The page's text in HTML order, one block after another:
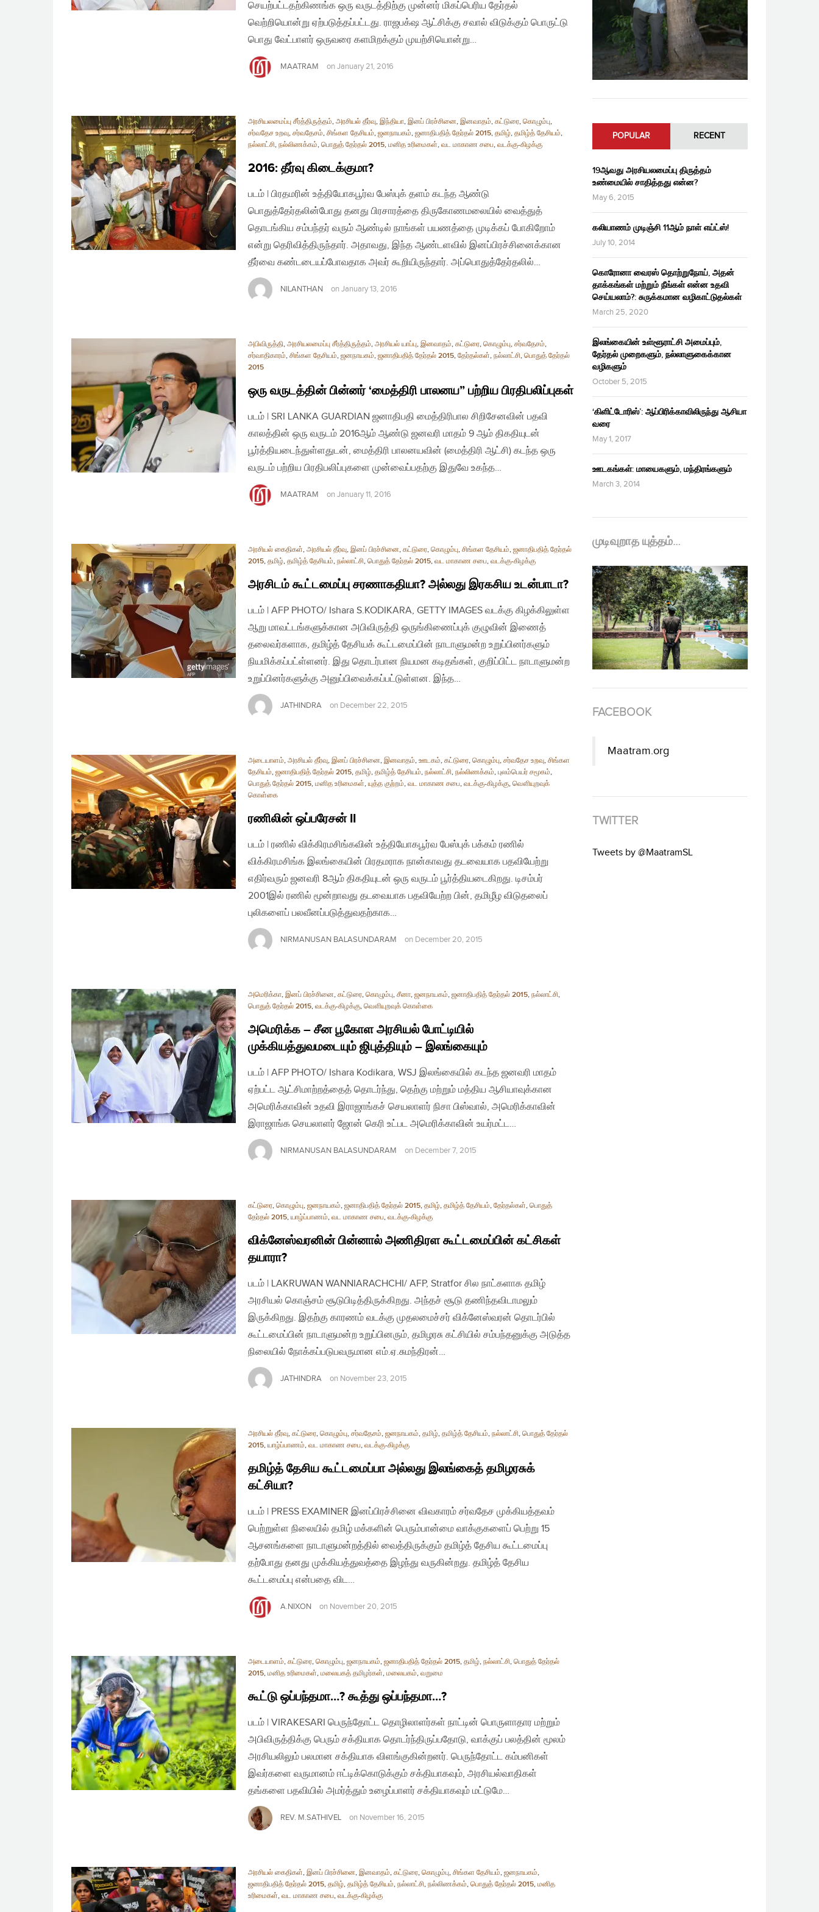
செயற்பட்டதற்கிணங்க ஒரு வருடத்திற்கு முன்னர் மிகப்பெரிய தேர்தல்
வெற்றியொன்று ஏற்படுத்தப்பட்டது. ராஜபக்‌ஷ ஆட்சிக்கு சவால் விடுக்கும் பொருட்டு
பொது வேட்பாளர் ஒருவரை களமிறக்கும் முயற்சியொன்று…
MAATRAM on January 21, 2016
அரசியலமைப்பு சீர்த்திருத்தம், அரசியல் தீர்வு, இந்தியா, இனப் பிரச்சினை, இனவாதம், கட்டுரை, கொழும்பு,
சர்வதேச உறவு, சர்வதேசம், சிங்கள தேசியம், ஜனநாயகம், ஜனாதிபதித் தேர்தல் 2015, தமிழ், தமிழ்த் தேசியம்,
நல்லாட்சி, நல்லிணக்கம், பொதுத் தேர்தல் 2015, மனித உரிமைகள், வட மாகாண சபை, வடக்கு-கிழக்கு
2016: தீர்வு கிடைக்குமா?
படம் | பிரதமரின் உத்தியோகபூர்வ பேஸ்புக் தளம் கடந்த ஆண்டு
பொதுத்தேர்தலின்போது தனது பிரசாரத்தை திருகோணமலையில் வைத்துத்
தொடங்கிய சம்பந்தர் வரும் ஆண்டில் நாங்கள் பயணத்தை முடிக்கப் போகிறோம்
என்று தெரிவித்திருந்தார். அதாவது, இந்த ஆண்டளவில் இனப்பிரச்சினைக்கான
தீர்வை கண்டடையப்போவதாக அவர் கூறியிருந்தார். அப்பொதுத்தேர்தலில்…
NILANTHAN on January 13, 2016
அபிவிருத்தி, அரசியலமைப்பு சீர்த்திருத்தம், அரசியல் யாப்பு, இனவாதம், கட்டுரை, கொழும்பு, சர்வதேசம்,
சர்வாதிகாரம், சிங்கள தேசியம், ஜனநாயகம், ஜனாதிபதித் தேர்தல் 2015, தேர்தல்கள், நல்லாட்சி, பொதுத் தேர்தல்
2015
ஒரு வருடத்தின் பின்னர் ‘மைத்திரி பாலனய” பற்றிய பிரதிபலிப்புகள்
படம் | SRI LANKA GUARDIAN ஜனாதிபதி மைத்திரிபால சிறிசேனவின் பதவி
காலத்தின் ஒரு வருடம் 2016ஆம் ஆண்டு ஜனவரி மாதம் 9 ஆம் திகதியுடன்
பூர்த்தியடைந்துள்ளதுடன், மைத்திரி பாலனயவின் (மைத்திரி ஆட்சி) கடந்த ஒரு
வருடம் பற்றிய பிரதிபலிப்புகளை முன்வைப்பதற்கு இதுவே உகந்த…
MAATRAM on January 11, 2016
அரசியல் கைதிகள், அரசியல் தீர்வு, இனப் பிரச்சினை, கட்டுரை, கொழும்பு, சிங்கள தேசியம், ஜனாதிபதித் தேர்தல்
2015, தமிழ், தமிழ்த் தேசியம், நல்லாட்சி, பொதுத் தேர்தல் 2015, வட மாகாண சபை, வடக்கு-கிழக்கு
அரசிடம் கூட்டமைப்பு சரணாகதியா? அல்லது இரகசிய உடன்பாடா?
படம் | AFP PHOTO/ Ishara S.KODIKARA, GETTY IMAGES வடக்கு கிழக்கிலுள்ள
ஆறு மாவட்டங்களுக்கான அபிவிருத்தி ஒருங்கிணைப்புக் குழுவின் இணைத்
தலைவர்களாக, தமிழ்த் தேசியக் கூட்டமைப்பின் நாடாளுமன்ற உறுப்பினர்களும்
நியமிக்கப்பட்ள்ளனர். இது தொடர்பான நியமன கடிதங்கள், குறிப்பிட்ட நாடாளுமன்ற
உறுப்பினர்களுக்கு அனுப்பிவைக்கப்பட்டுள்ளன. இந்த…
JATHINDRA on December 22, 2015
அடையாளம், அரசியல் தீர்வு, இனப் பிரச்சினை, இனவாதம், ஊடகம், கட்டுரை, கொழும்பு, சர்வதேச உறவு, சிங்கள
தேசியம், ஜனாதிபதித் தேர்தல் 2015, தமிழ், தமிழ்த் தேசியம், நல்லாட்சி, நல்லிணக்கம், புலம்பெயர் சமூகம்,
பொதுத் தேர்தல் 2015, மனித உரிமைகள், யுத்த குற்றம், வட மாகாண சபை, வடக்கு-கிழக்கு, வௌியுறவுக்
கொள்கை
ரணிலின் ஒப்பரேசன் II
படம் | ரணில் விக்கிரமசிங்கவின் உத்தியோகபூர்வ பேஸ்புக் பக்கம் ரணில்
விக்கிரமசிங்க இலங்கையின் பிரதமராக நான்காவது தடவையாக பதவியேற்று
எதிர்வரும் ஜனவரி 8ஆம் திகதியுடன் ஒரு வருடம் பூர்த்தியடைகிறது. டிசம்பர்
2001இல் ரணில் மூன்றாவது தடவையாக பதவியேற்ற பின், தமிழீழ விடுதலைப்
புலிகளைப் பலவீனப்படுத்துவதற்காக…
NIRMANUSAN BALASUNDARAM on December 20, 2015
அமெரிக்கா, இனப் பிரச்சினை, கட்டுரை, கொழும்பு, சீனா, ஜனநாயகம், ஜனாதிபதித் தேர்தல் 2015, நல்லாட்சி,
பொதுத் தேர்தல் 2015, வடக்கு-கிழக்கு, வௌியுறவுக் கொள்கை
அமெரிக்க – சீன பூகோள அரசியல் போட்டியில்
முக்கியத்துவமடையும் ஜிபுத்தியும் – இலங்கையும்
படம் | AFP PHOTO/ Ishara Kodikara, WSJ இலங்கையில் கடந்த ஜனவரி மாதம்
ஏற்பட்ட ஆட்சிமாற்றத்தைத் தொடர்ந்து, தெற்கு மற்றும் மத்திய ஆசியாவுக்கான
அமெரிக்காவின் உதவி இராஜாங்கச் செயலாளர் நிசா பிஸ்வால், அமெரிக்காவின்
இராஜாங்க செயலாளர் ஜோன் கெரி உட்பட அமெரிக்காவின் உயர்மட்ட…
NIRMANUSAN BALASUNDARAM on December 7, 2015
கட்டுரை, கொழும்பு, ஜனநாயகம், ஜனாதிபதித் தேர்தல் 2015, தமிழ், தமிழ்த் தேசியம், தேர்தல்கள், பொதுத்
தேர்தல் 2015, யாழ்ப்பாணம், வட மாகாண சபை, வடக்கு-கிழக்கு
விக்னேஸ்வரனின் பின்னால் அணிதிரள கூட்டமைப்பின் கட்சிகள்
தயாரா?
படம் | LAKRUWAN WANNIARACHCHI/ AFP, Stratfor சில நாட்களாக தமிழ்
அரசியல் கொஞ்சம் சூடுபிடித்திருக்கிறது. அந்தச் சூடு தணிந்தவிடாமலும்
இருக்கிறது. இதற்கு காரணம் வடக்கு முதலமைச்சர் விக்னேஸ்வரன் தொடர்பில்
கூட்டமைப்பின் நாடாளுமன்ற உறுப்பினரும், தமிழரசு கட்சியில் சம்பந்தனுக்கு அடுத்த
நிலையில் நோக்கப்படுபவருமான எம்.ஏ.சுமந்திரன்…
JATHINDRA on November 23, 2015
அரசியல் தீர்வு, கட்டுரை, கொழும்பு, சர்வதேசம், ஜனநாயகம், தமிழ், தமிழ்த் தேசியம், நல்லாட்சி, பொதுத் தேர்தல்
2015, யாழ்ப்பாணம், வட மாகாண சபை, வடக்கு-கிழக்கு
தமிழ்த் தேசிய கூட்டமைப்பா அல்லது இலங்கைத் தமிழரசுக்
கட்சியா?
படம் | PRESS EXAMINER இனப்பிரச்சினை விவகாரம் சர்வதேச முக்கியத்தவம்
பெற்றுள்ள நிலையில் தமிழ் மக்களின் பெரும்பான்மை வாக்குகளைப் பெற்று 15
ஆசனங்களை நாடாளுமன்றத்தில் வைத்திருக்கும் தமிழ்த் தேசிய கூட்டமைப்பு
தற்போது தனது முக்கியத்துவத்தை இழந்து வருகின்றது. தமிழ்த் தேசிய
கூட்டமைப்பு என்பதை விட…
A.NIXON on November 20, 2015
அடையாளம், கட்டுரை, கொழும்பு, ஜனநாயகம், ஜனாதிபதித் தேர்தல் 2015, தமிழ், நல்லாட்சி, பொதுத் தேர்தல்
2015, மனித உரிமைகள், மலையகத் தமிழர்கள், மலையகம், வறுமை
கூட்டு ஒப்பந்தமா…? கூத்து ஒப்பந்தமா…?
படம் | VIRAKESARI பெருந்தோட்ட தொழிலாளர்கள் நாட்டின் பொருளாதார மற்றும்
அபிவிருத்திக்கு பெரும் சக்தியாக தொடர்ந்திருப்பதோடு, வாக்குப் பலத்தின் மூலம்
அரசியலிலும் பலமான சக்தியாக விளங்குகின்றனர். பெருந்தோட்ட கம்பனிகள்
இவர்களை வருமானம் ஈட்டிக்கொடுக்கும் சக்தியாகவும், அரசியல்வாதிகள்
தங்களை பதவியில் அமர்த்தும் உழைப்பாளர் சக்தியாகவும் மட்டுமே…
REV. M.SATHIVEL on November 16, 2015
அரசியல் கைதிகள், இனப் பிரச்சினை, இனவாதம், கட்டுரை, கொழும்பு, சிங்கள தேசியம், ஜனநாயகம்,
ஜனாதிபதித் தேர்தல் 2015, தமிழ், தமிழ்த் தேசியம், நல்லாட்சி, நல்லிணக்கம், பொதுத் தேர்தல் 2015, மனித
உரிமைகள், வட மாகாண சபை, வடக்கு-கிழக்கு
POPULAR RECENT
19ஆவது அரசியலமைப்பு திருத்தம்
உண்மையில் சாதித்தது என்ன?
May 6, 2015
கலியாணம் முடிஞ்சி 11ஆம் நாள் எய்ட்ஸ்!
July 10, 2014
கொரோனா வைரஸ் தொற்றுநோய், அதன்
தாக்கங்கள் மற்றும் நீங்கள் என்ன உதவி
செய்யலாம்?: சுருக்கமான வழிகாட்டுதல்கள்
March 25, 2020
இலங்கையின் உள்ளூராட்சி அமைப்பும்,
தேர்தல் முறைகளும், நல்லாளுகைக்கான
வழிகளும்
October 5, 2015
‘கிளிட்டோரிஸ்’: ஆப்பிரிக்காவிலிருந்து ஆசியா
வரை
May 1, 2017
ஊடகங்கள்: மாயைகளும், மந்திரங்களும்
March 3, 2014
முடிவுறாத யுத்தம்…
FACEBOOK
Maatram.org
TWITTER
Tweets by @MaatramSL